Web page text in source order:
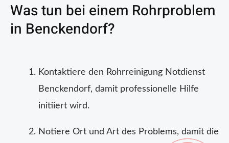
Was tun bei einem Rohrproblem
in Benckendorf?
Kontaktiere den Rohrreinigung Notdienst
Benckendorf, damit professionelle Hilfe
initiiert wird.
Notiere Ort und Art des Problems, damit die